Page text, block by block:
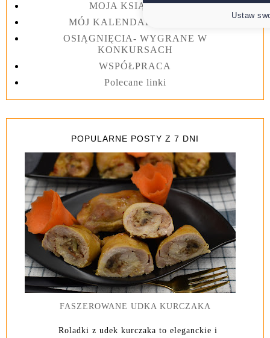
MOJA KSIĄŻKA III
MÓJ KALENDARZ 2023 rok
OSIĄGNIĘCIA- WYGRANE W
KONKURSACH
WSPÓŁPRACA
Polecane linki
POPULARNE POSTY Z 7 DNI
FASZEROWANE UDKA KURCZAKA
Roladki z udek kurczaka to eleganckie i
Ustaw